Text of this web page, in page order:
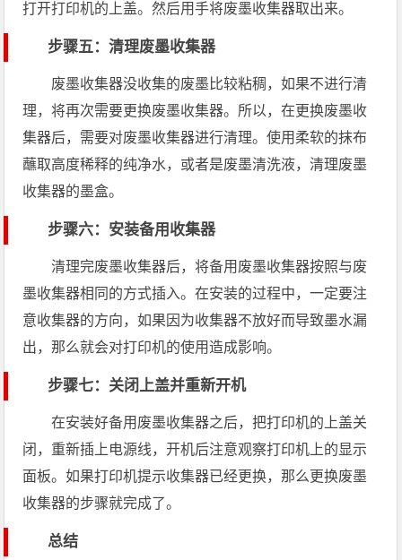
打开打印机的上盖。然后用手将废墨收集器取出来。
步骤五：清理废墨收集器
废墨收集器没收集的废墨比较粘稠，如果不进行清
理，将再次需要更换废墨收集器。所以，在更换废墨收
集器后，需要对废墨收集器进行清理。使用柔软的抹布
蘸取高度稀释的纯净水，或者是废墨清洗液，清理废墨
收集器的墨盒。
步骤六：安装备用收集器
清理完废墨收集器后，将备用废墨收集器按照与废
墨收集器相同的方式插入。在安装的过程中，一定要注
意收集器的方向，如果因为收集器不放好而导致墨水漏
出，那么就会对打印机的使用造成影响。
步骤七：关闭上盖并重新开机
在安装好备用废墨收集器之后，把打印机的上盖关
闭，重新插上电源线，开机后注意观察打印机上的显示
面板。如果打印机提示收集器已经更换，那么更换废墨
收集器的步骤就完成了。
总结